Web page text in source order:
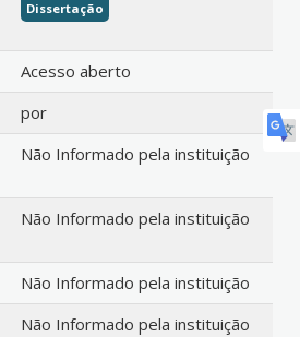
Dissertação
Acesso aberto
por
Não Informado pela instituição
Não Informado pela instituição
Não Informado pela instituição
Não Informado pela instituição